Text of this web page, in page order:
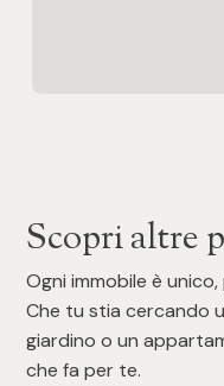
Scopri altre
Ogni immobile è
Che tu stia cercando
giardino o un
che fa per te.